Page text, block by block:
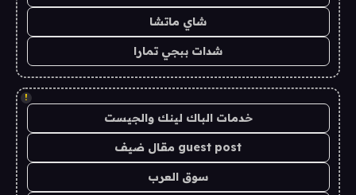
شاي ماتشا
شدات ببجي تمارا
!
خدمات الباك لينك والجيست
guest post مقال ضيف
سوق العرب